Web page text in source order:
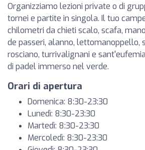
Organizziamo lezioni private o di
tornei e partite in singola. Il tuo
chilometri da chieti scalo, scafa,
de passeri, alanno, lettomanoppello,
rosciano, turrivalignani e
di padel immerso nel verde.
Orari di apertura
Domenica: 8:30-23:30
Lunedì: 8:30-23:30
Martedì: 8:30-23:30
Mercoledì: 8:30-23:30